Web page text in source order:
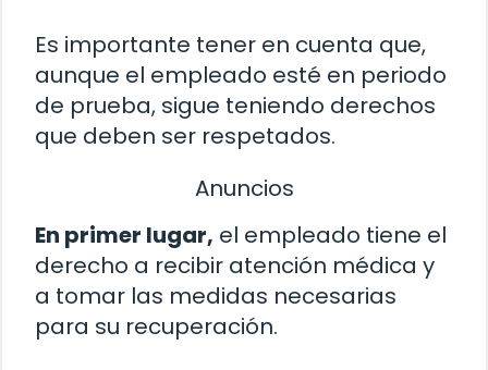
Es importante tener en cuenta que,
aunque el empleado esté en periodo
de prueba, sigue teniendo derechos
que deben ser respetados.
Anuncios
En primer lugar, el empleado tiene el
derecho a recibir atención médica y
a tomar las medidas necesarias
para su recuperación.